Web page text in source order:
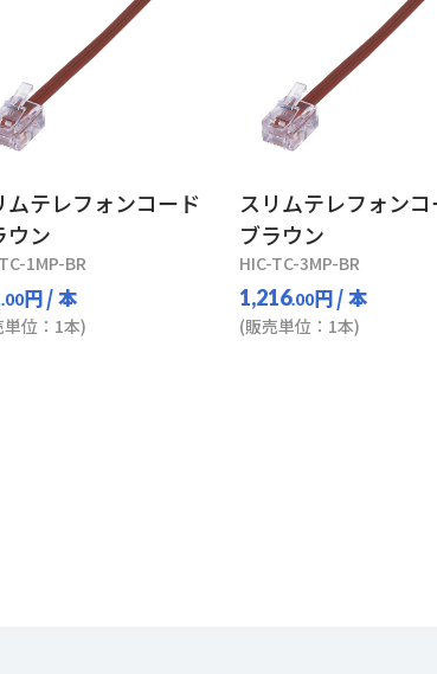
ムテレフォンコード
ウン
1MP-BR
.00円/ 本
単位：1本)
スリムテレフォンコ
ブラウン
HIC-TC-3MP-BR
1,216.00円/ 本
(販売単位：1本)